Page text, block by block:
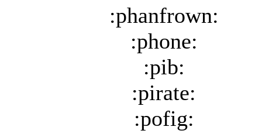
:phanfrown:
:phone:
:pib:
:pirate:
:pofig: